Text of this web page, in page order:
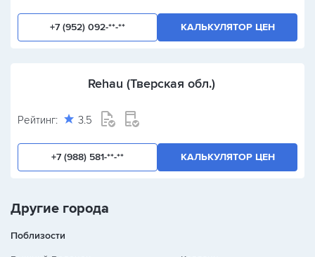
+7 (952) 092-**-** КАЛЬКУЛЯТОР ЦЕН
Rehau (Тверская обл.)
Рейтинг: 3.5
+7 (988) 581-**-** КАЛЬКУЛЯТОР ЦЕН
Другие города
Поблизости